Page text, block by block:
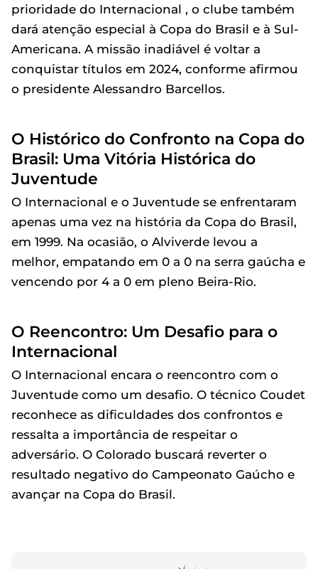
prioridade do Internacional , o clube também
dará atenção especial à Copa do Brasil e à Sul-
Americana. A missão inadiável é voltar a
conquistar títulos em 2024, conforme afirmou
o presidente Alessandro Barcellos.
O Histórico do Confronto na Copa do
Brasil: Uma Vitória Histórica do
Juventude
O Internacional e o Juventude se enfrentaram
apenas uma vez na história da Copa do Brasil,
em 1999. Na ocasião, o Alviverde levou a
melhor, empatando em 0 a 0 na serra gaúcha e
vencendo por 4 a 0 em pleno Beira-Rio.
O Reencontro: Um Desafio para o
Internacional
O Internacional encara o reencontro com o
Juventude como um desafio. O técnico Coudet
reconhece as dificuldades dos confrontos e
ressalta a importância de respeitar o
adversário. O Colorado buscará reverter o
resultado negativo do Campeonato Gaúcho e
avançar na Copa do Brasil.